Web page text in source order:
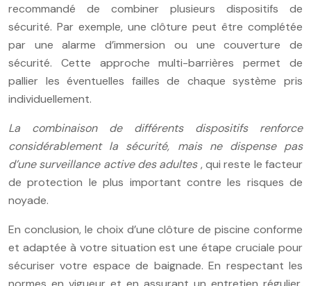
recommandé de combiner plusieurs dispositifs de
sécurité. Par exemple, une clôture peut être complétée
par une alarme d’immersion ou une couverture de
sécurité. Cette approche multi-barrières permet de
pallier les éventuelles failles de chaque système pris
individuellement.
La combinaison de différents dispositifs renforce
considérablement la sécurité, mais ne dispense pas
d’une surveillance active des adultes, qui reste le facteur
de protection le plus important contre les risques de
noyade.
En conclusion, le choix d’une clôture de piscine conforme
et adaptée à votre situation est une étape cruciale pour
sécuriser votre espace de baignade. En respectant les